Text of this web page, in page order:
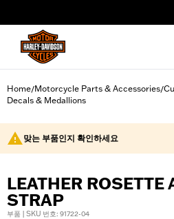
Home/Motorcycle Parts & Accessories/
Decals & Medallions
맞는 부품인지 확인하세요
LEATHER ROSETTE
STRAP
부품 | SKU 번호: 91722-04